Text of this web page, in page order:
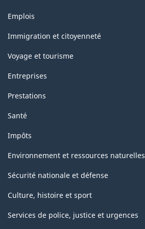
Thèmes
sujets
Emplois
Immigration et citoyenneté
Voyage et tourisme
Entreprises
Prestations
Santé
Impôts
Environnement et ressources naturelles
Sécurité nationale et défense
Culture, histoire et sport
Services de police, justice et urgences